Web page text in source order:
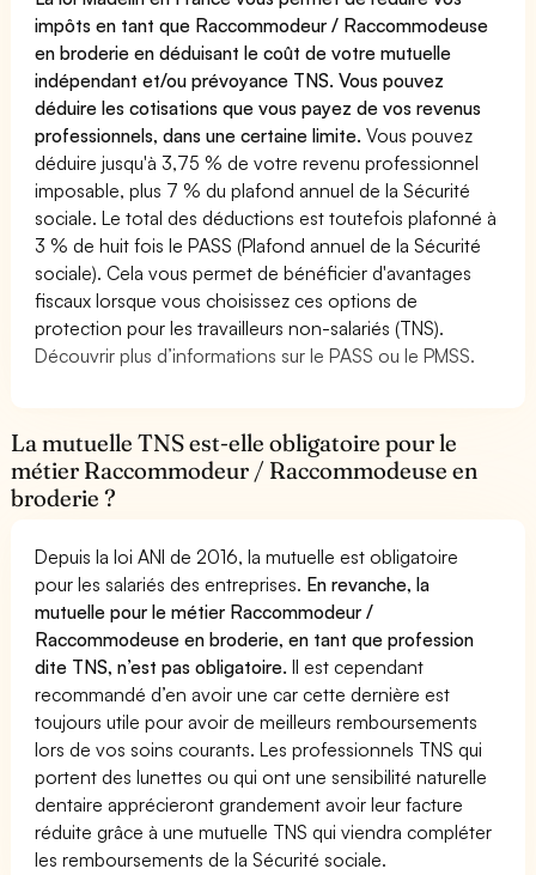
impôts en tant que Raccommodeur / Raccommodeuse
en broderie en déduisant le coût de votre mutuelle
indépendant et/ou prévoyance TNS. Vous pouvez
déduire les cotisations que vous payez de vos revenus
professionnels, dans une certaine limite.Vous pouvez
déduire jusqu'à 3,75 % de votre revenu professionnel
imposable, plus 7 % du plafond annuel de la Sécurité
sociale. Le total des déductions est toutefois plafonné à
3 % de huit fois le PASS (Plafond annuel de la Sécurité
sociale). Cela vous permet de bénéficier d'avantages
fiscaux lorsque vous choisissez ces options de
protection pour les travailleurs non-salariés (TNS).
Découvrir plus d’informations sur le PASS ou le PMSS.
La mutuelle TNS est-elle obligatoire pour le
métier Raccommodeur / Raccommodeuse en
broderie ?
Depuis la loi ANI de 2016, la mutuelle est obligatoire
pour les salariés des entreprises. En revanche, la
mutuelle pour le métier Raccommodeur /
Raccommodeuse en broderie, en tant que profession
dite TNS, n’est pas obligatoire.Il est cependant
recommandé d’en avoir une car cette dernière est
toujours utile pour avoir de meilleurs remboursements
lors de vos soins courants. Les professionnels TNS qui
portent des lunettes ou qui ont une sensibilité naturelle
dentaire apprécieront grandement avoir leur facture
réduite grâce à une mutuelle TNS qui viendra compléter
les remboursements de la Sécurité sociale.